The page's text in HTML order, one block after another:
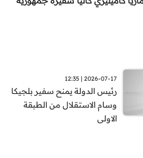
2026-07-17 | 12:35
رئيس الدولة يمنح سفير بلجيكا
وسام الاستقلال من الطبقة
الاولى